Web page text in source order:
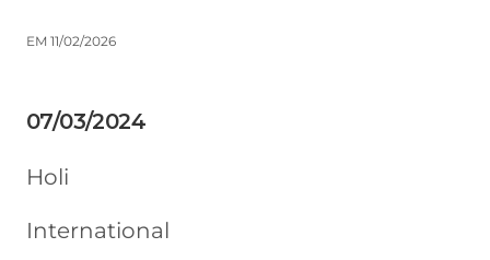
EM 11/02/2026
07/03/2024
Holi
International